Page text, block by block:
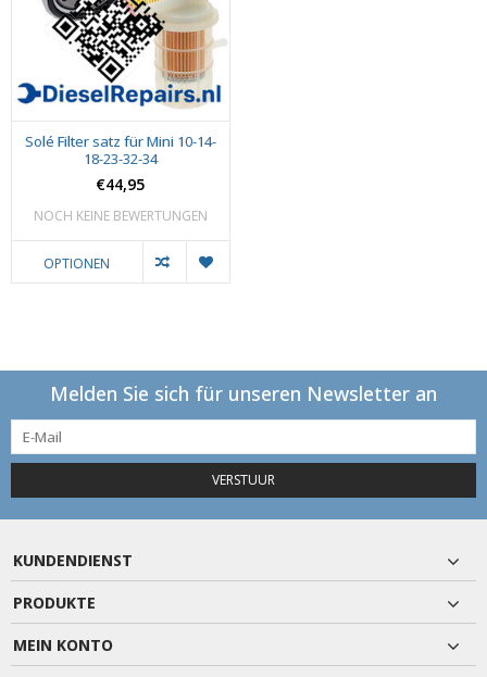
Solé Filter satz für Mini 10-14-
18-23-32-34
€44,95
NOCH KEINE BEWERTUNGEN
OPTIONEN
Melden Sie sich für unseren Newsletter an
VERSTUUR
KUNDENDIENST
PRODUKTE
MEIN KONTO